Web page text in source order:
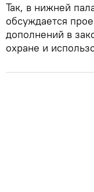
Так, в нижней
обсуждается
дополнений в
охране и